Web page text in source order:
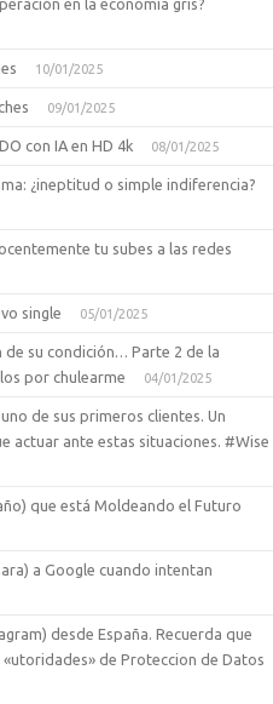
en la economía gris?
10/01/2025
09/01/2025
con IA en HD 4k 08/01/2025
¿ineptitud o simple indiferencia?
tu subes a las redes
single 05/01/2025
de su condición… Parte 2 de la
por chulearme
04/01/2025
de sus primeros clientes. Un
actuar ante estas situaciones. #Wise
que está Moldeando el Futuro
a Google cuando intentan
desde España. Recuerda que
de Proteccion de Datos